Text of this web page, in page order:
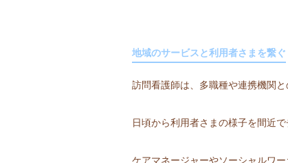
地域のサービスと利用者さまを繋ぐ
訪問看護師は、多職種や連携機関
日頃から利用者さまの様子を間近
ケアマネージャーやソーシャルワ